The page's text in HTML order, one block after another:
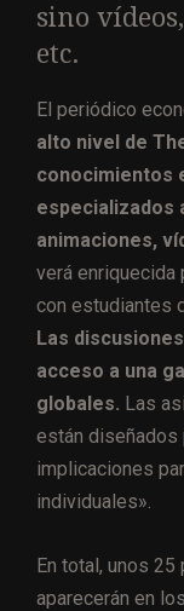
sino
etc.
El periódico
alto nivel de
conocimientos
especializados
animaciones,
verá
con estudiantes
Las
acceso a una
globales. Las
están diseñados
implicaciones
individuales».
En total, unos
aparecerán en